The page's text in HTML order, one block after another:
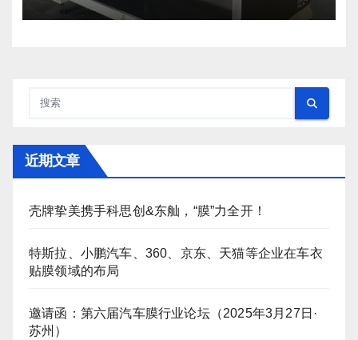
近期文章
壳牌挚美携手科思创&东舢，“膜”力全开！
特斯拉、小鹏汽车、360、京东、天猫等企业在车衣
贴膜领域的布局
邀请函：第六届汽车膜行业论坛（2025年3月27日·
苏州）